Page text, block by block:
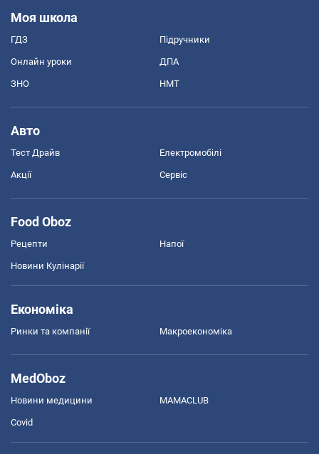
Моя школа
ГДЗ Підручники
Онлайн уроки ДПА
ЗНО НМТ
Авто
Тест Драйв Електромобілі
Акції Сервіс
Food Oboz
Рецепти Напої
Новини Кулінарії
Економіка
Ринки та компанії Макроекономіка
MedOboz
Новини медицини MAMACLUB
Covid